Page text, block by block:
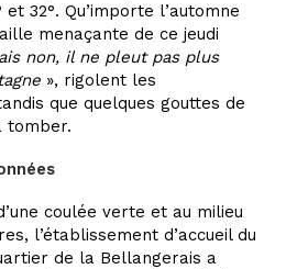
32°. Qu’importe l’automne
menaçante de ce jeudi
non, il ne pleut pas plus
», rigolent les
que quelques gouttes de
tomber.
coulée verte et au milieu
l’établissement d’accueil du
de la Bellangerais a